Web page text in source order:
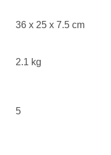
36 x 25 x 7.5 cm
2.1 kg
5